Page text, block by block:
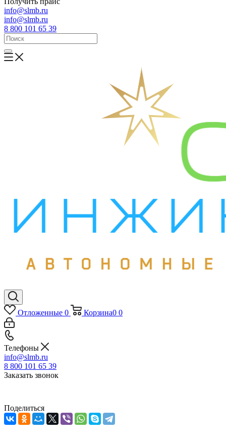
info@slmb.ru
info@slmb.ru
8 800 101 65 39
Отложенные 0 Корзина0 0
Телефоны
info@slmb.ru
8 800 101 65 39
Заказать звонок
Поделиться